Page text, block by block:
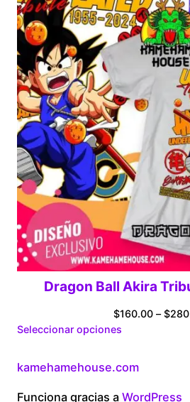
Dragon Ball Akira
$160.00 – $
Seleccionar opciones
kamehamehouse.com
Funciona gracias a WordPress